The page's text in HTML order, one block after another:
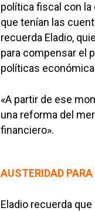
política fiscal con
que tenían las
recuerda Eladio,
para compensar el
políticas
«A partir de ese
una reforma del
financiero».
AUSTERIDAD
Eladio recuerda